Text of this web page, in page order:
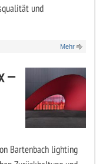
und
Mehr
–
Bartenbach lighting